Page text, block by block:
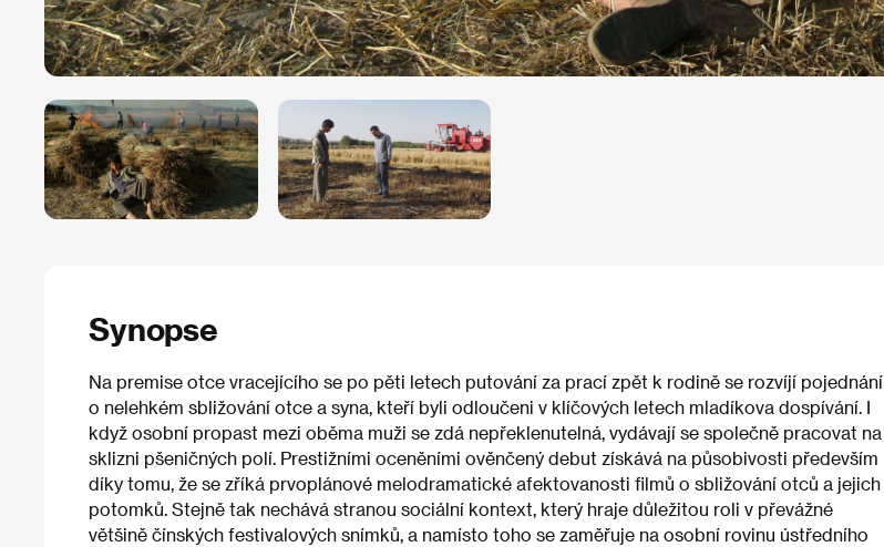
Synopse
Na premise otce vracejícího se po pěti letech putování za prací zpět k rodině se rozvíjí pojednání
o nelehkém sbližování otce a syna, kteří byli odloučeni v klíčových letech mladíkova dospívání. I
když osobní propast mezi oběma muži se zdá nepřeklenutelná, vydávají se společně pracovat na
sklizni pšeničných polí. Prestižními oceněními ověnčený debut získává na působivosti především
díky tomu, že se zříká prvoplánové melodramatické afektovanosti filmů o sbližování otců a jejich
potomků. Stejně tak nechává stranou sociální kontext, který hraje důležitou roli v převážné
většině čínských festivalových snímků, a namísto toho se zaměřuje na osobní rovinu ústředního